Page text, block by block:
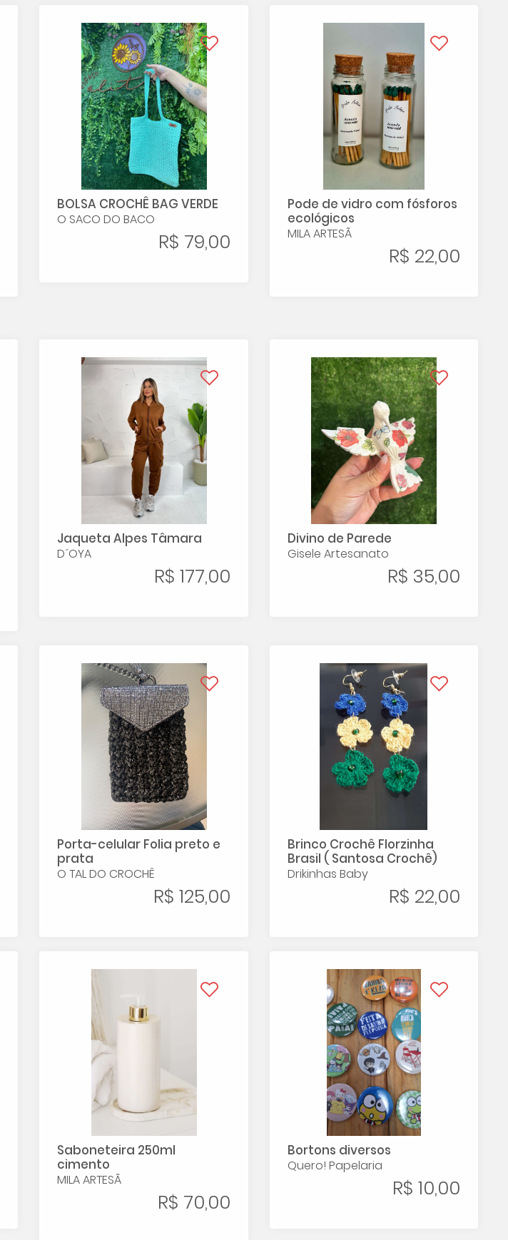
BOLSA CROCHÊ BAG VERDE
O SACO DO BACO
R$ 79,00
Pode de vidro com fósforos
ecológicos
MILA ARTESÃ
R$ 22,00
Jaqueta Alpes Tâmara
D´OYA
R$ 177,00
Divino de Parede
Gisele Artesanato
R$ 35,00
Porta-celular Folia preto e
prata
O TAL DO CROCHÊ
R$ 125,00
Brinco Crochê Florzinha
Brasil ( Santosa Crochê)
Drikinhas Baby
R$ 22,00
Saboneteira 250ml
cimento
MILA ARTESÃ
R$ 70,00
Bortons diversos
Quero! Papelaria
R$ 10,00